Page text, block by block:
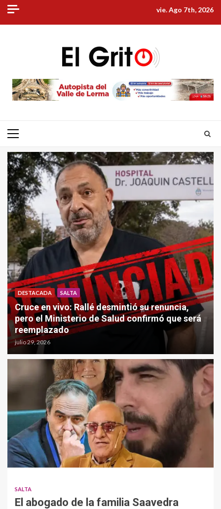
vie. Ago 7th, 2026
DESTACADA POLÍTICA SALTA
Marinaro contraataca: denunció a Orozco por
‘difamación y violencia de género’ y anticipó
una batalla judicial
julio 28, 2026
SALTA
El abogado de la familia Saavedra